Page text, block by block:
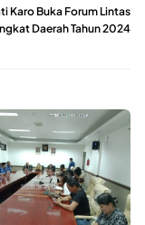
Karo Buka Forum Lintas
Daerah Tahun 2024